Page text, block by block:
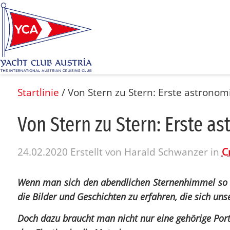
Startlinie /Von Stern zu Stern: Erste
Von Stern zu Stern: Ers­te
24.02.2020 Erstellt von Harald Schwanzer in
Wenn man sich den abendlichen Sternenhimmelso
die Bilder und Geschichten zu erfahren, die sich
Doch dazu braucht man nicht nur eine gehörige